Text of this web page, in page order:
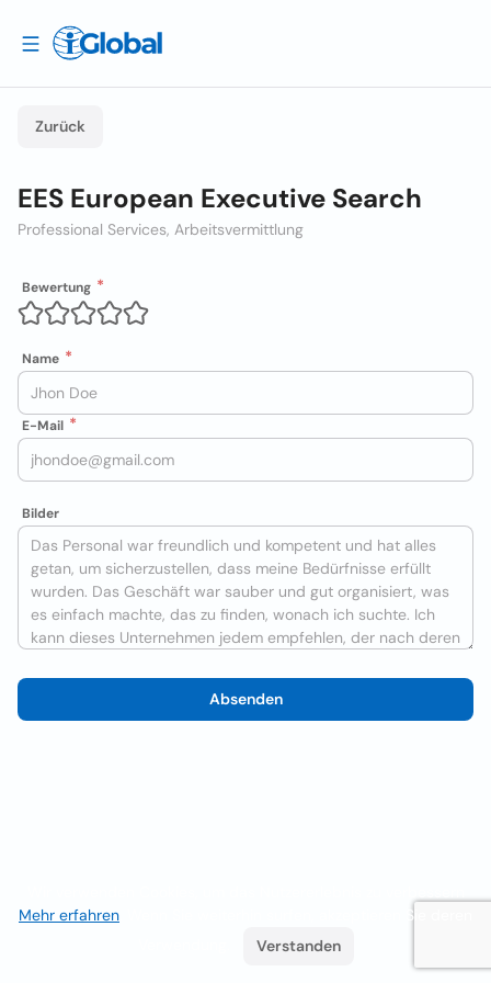
Zurück
EES European Executive Search
Professional Services, Arbeitsvermittlung
Bewertung
Name
E-Mail
Bilder
Absenden
Mehr erfahren . Wenn Sie weiterhin surfen, akzeptieren Sie deren
Verstanden